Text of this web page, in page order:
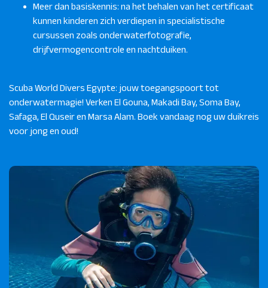
Meer dan basiskennis: na het behalen van het certificaat
kunnen kinderen zich verdiepen in specialistische
cursussen zoals onderwaterfotografie,
drijfvermogencontrole en nachtduiken.
Scuba World Divers Egypte: jouw toegangspoort tot
onderwatermagie! Verken El Gouna, Makadi Bay, Soma Bay,
Safaga, El Quseir en Marsa Alam. Boek vandaag nog uw duikreis
voor jong en oud!